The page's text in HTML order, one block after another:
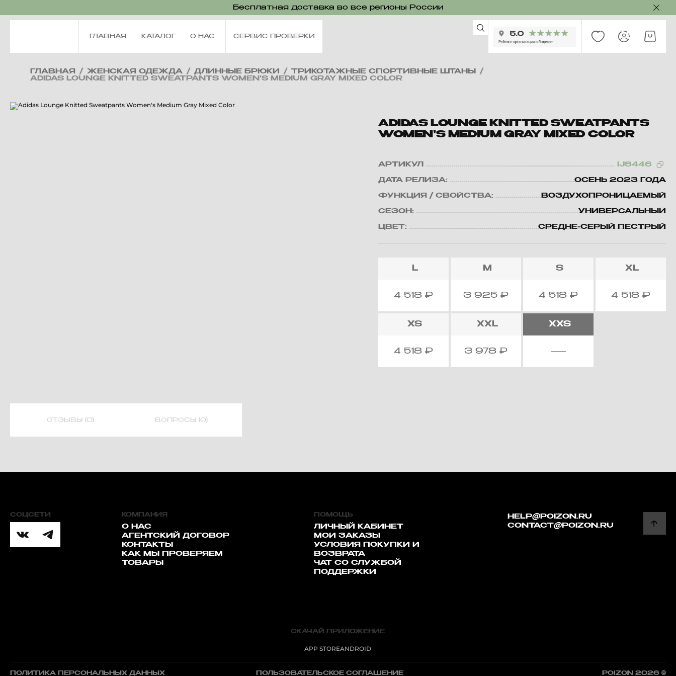
Бесплатная доставка во все регионы России
ГЛАВНАЯ КАТАЛОГ О НАС СЕРВИС ПРОВЕРКИ
ГЛАВНАЯ / ЖЕНСКАЯ ОДЕЖДА / ДЛИННЫЕ БРЮКИ / ТРИКОТАЖНЫЕ СПОРТИВНЫЕ ШТАНЫ
/
ADIDAS LOUNGE KNITTED SWEATPANTS WOMEN'S MEDIUM GRAY MIXED COLOR
ADIDAS LOUNGE KNITTED SWEATPANTS
WOMEN'S MEDIUM GRAY MIXED COLOR
АРТИКУЛ IJ8446
ДАТА РЕЛИЗА: ОСЕНЬ 2023 ГОДА
ФУНКЦИЯ / СВОЙСТВА: ВОЗДУХОПРОНИЦАЕМЫЙ
СЕЗОН: УНИВЕРСАЛЬНЫЙ
ЦВЕТ: СРЕДНЕ-СЕРЫЙ ПЕСТРЫЙ
L
4 518₽
M
3 925₽
S
4 518₽
XL
4 518 ₽
XS
4 518₽
XXL
3 978₽
XXS
ОТЗЫВЫ (0) ВОПРОСЫ (0)
СОЦСЕТИ КОМПАНИЯ
О НАС
АГЕНТСКИЙ ДОГОВОР
КОНТАКТЫ
КАК МЫ ПРОВЕРЯЕМ
ТОВАРЫ
HELP@POIZON.RU
CONTACT@POIZON.RU
ПОМОЩЬ
ЛИЧНЫЙ КАБИНЕТ
МОИ ЗАКАЗЫ
УСЛОВИЯ ПОКУПКИ И
ВОЗВРАТА
ЧАТ СО СЛУЖБОЙ
ПОДДЕРЖКИ
СКАЧАЙ ПРИЛОЖЕНИЕ
APP STOREANDROID
ПОЛИТИКА ПЕРСОНАЛЬНЫХ ДАННЫХ ПОЛЬЗОВАТЕЛЬСКОЕ СОГЛАШЕНИЕ POIZON 2026 ©